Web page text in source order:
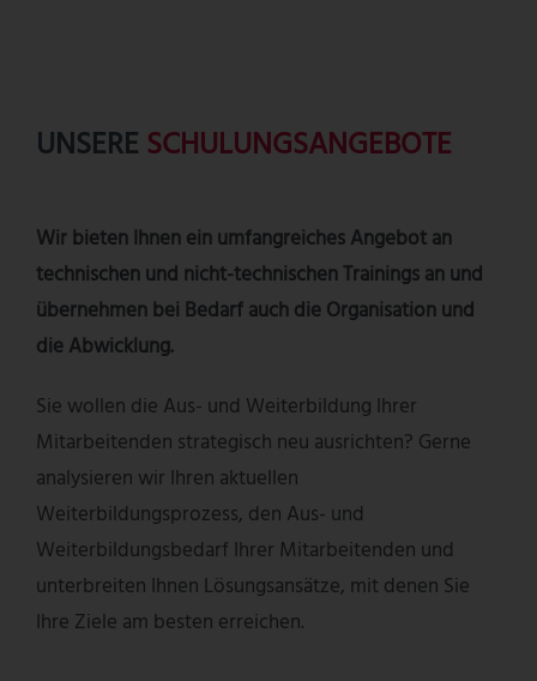
UNSERE SCHULUNGSANGEBOTE
Wir bieten Ihnen ein umfangreiches Angebot an
technischen und nicht-technischen Trainings an und
übernehmen bei Bedarf auch die Organisation und
die Abwicklung.
Sie wollen die Aus- und Weiterbildung Ihrer
Mitarbeitenden strategisch neu ausrichten? Gerne
analysieren wir Ihren aktuellen
Weiterbildungsprozess, den Aus- und
Weiterbildungsbedarf Ihrer Mitarbeitenden und
unterbreiten Ihnen Lösungsansätze, mit denen Sie
Ihre Ziele am besten erreichen.